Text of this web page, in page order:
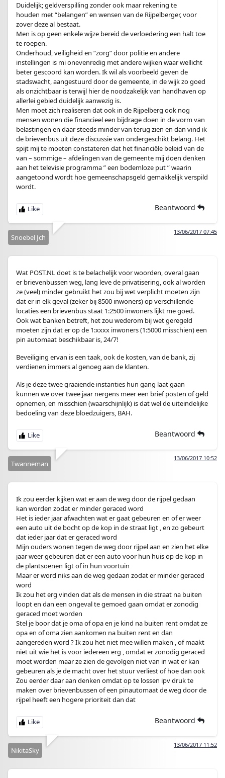
Duidelijk; geldverspilling zonder ook maar rekening te
houden met “belangen” en wensen van de Rijpelberger, voor
zover deze al bestaat.
Men is op geen enkele wijze bereid de verloedering een halt toe
te roepen.
Onderhoud, veiligheid en “zorg” door politie en andere
instellingen is mi onevenredig met andere wijken waar wellicht
beter gescoord kan worden. Ik wil als voorbeeld geven de
stadswacht, aangestuurd door de gemeente, in de wijk zo goed
als onzichtbaar is terwijl hier de noodzakelijk van handhaven op
allerlei gebied duidelijk aanwezig is.
Men moet zich realiseren dat ook in de Rijpelberg ook nog
mensen wonen die financieel een bijdrage doen in de vorm van
belastingen en daar steeds minder van terug zien en dan vind ik
de brievenbus uit deze discussie van ondergeschikt belang. Het
spijt mij te moeten constateren dat het financiële beleid van de
van – sommige – afdelingen van de gemeente mij doen denken
aan het televisie programma ” een bodemloze put ” waarin
aangetoond wordt hoe gemeenschapsgeld gemakkelijk verspild
wordt.
Beantwoord
13/06/2017 07:45
Snoebel Jch
Wat POST.NL doet is te belachelijk voor woorden, overal gaan
er brievenbussen weg, lang leve de privatisering, ook al worden
ze (veel) minder gebruikt het zou bij wet verplicht moeten zijn
dat er in elk geval (zeker bij 8500 inwoners) op verschillende
locaties een brievenbus staat 1:2500 inwoners lijkt me goed.
Ook wat banken betreft, het zou wederom bij wet geregeld
moeten zijn dat er op de 1:xxxx inwoners (1:5000 misschien) een
pin automaat beschikbaar is, 24/7!
Beveiliging ervan is een taak, ook de kosten, van de bank, zij
verdienen immers al genoeg aan de klanten.
Als je deze twee graaiende instanties hun gang laat gaan
kunnen we over twee jaar nergens meer een brief posten of geld
opnemen, en misschien (waarschijnlijk) is dat wel de uiteindelijke
bedoeling van deze bloedzuigers, BAH.
Beantwoord
13/06/2017 10:52
Twanneman
Ik zou eerder kijken wat er aan de weg door de rijpel gedaan
kan worden zodat er minder geraced word
Het is ieder jaar afwachten wat er gaat gebeuren en of er weer
een auto uit de bocht op de kop in de straat ligt , en zo gebeurt
dat ieder jaar dat er geraced word
Mijn ouders wonen tegen de weg door rijpel aan en zien het elke
jaar weer gebeuren dat er een auto voor hun huis op de kop in
de plantsoenen ligt of in hun voortuin
Maar er word niks aan de weg gedaan zodat er minder geraced
word
Ik zou het erg vinden dat als de mensen in die straat na buiten
loopt en dan een ongeval te gemoed gaan omdat er zonodig
geraced moet worden
Stel je boor dat je oma of opa en je kind na buiten rent omdat ze
opa en of oma zien aankomen na buiten rent en dan
aangereden word ? Ik zou het niet mee willen maken , of maakt
niet uit wie het is voor iedereen erg , omdat er zonodig geraced
moet worden maar ze zien de gevolgen niet van in wat er kan
gebeuren als je de macht over het stuur verliest of hoe dan ook
Zou eerder daar aan denken omdat op te lossen ipv druk te
maken over brievenbussen of een pinautomaat de weg door de
rijpel heeft een hogere prioriteit dan dat
Beantwoord
13/06/2017 11:52
NikitaSky